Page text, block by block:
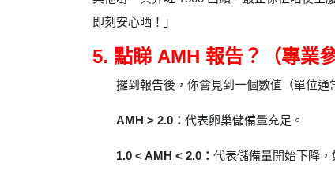
即刻安心晒！」
5. 點睇 AMH 報告？（專業
攞到報告後，你會見到一個數值（單位通
AMH > 2.0： 代表卵巢儲備量充足。
1.0 < AMH < 2.0： 代表儲備量開始下降，